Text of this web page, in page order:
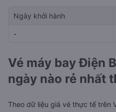
Ngày khởi hành
-
Vé máy bay Điện
ngày nào rẻ nhất
Theo dữ liệu giá vé thực tế trên